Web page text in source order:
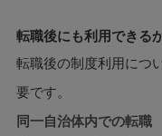
転職後にも利用できる
転職後の制度利用につ
要です。
同一自治体内での転職